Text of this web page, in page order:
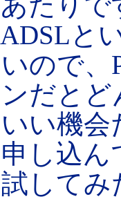
と
ので、
だと
い機
し込ん
して